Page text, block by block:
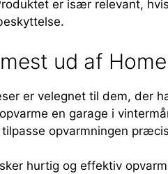
er især relevant,
ud af
er velegnet til dem, der
en garage i
opvarmningen
hurtig og effektiv